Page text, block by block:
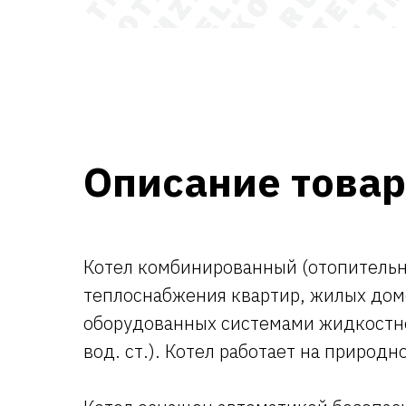
Описание
Котел комбинированный
теплоснабжения квартир, жилых
оборудованных системами
вод. ст.). Котел работает на